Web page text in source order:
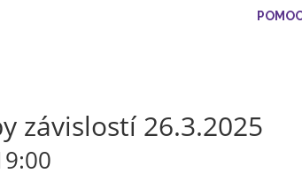
závislostí 26.3.2025